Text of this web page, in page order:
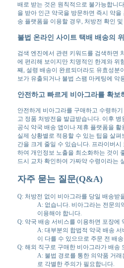
배로 받는 것은 원칙적으로 불가능합니
을 받아 인근 약국을 방문하면 즉시 약
송 플랫폼을 이용할 경우, 처방전 확인
불법 온라인 사이트 택배 배송의
검색 엔진에서 관련 키워드를 검색하면
에 편리해 보이지만 치명적인 한계와 위
째, 설령 배송이 완료되더라도 유효성분
보가 유출되거나 불법 스팸 마케팅에 악
안전하고 빠르게 비아그라를 확보
안전하게 비아그라를 구매하고 수령하
고 정품 처방전을 발급받습니다. 이후
공식 약국 배송 앱이나 제휴 플랫폼을
실제 상황별로 적용할 수 있는 팁을 살
간을 크게 줄일 수 있습니다. 프라이버
하여 개인정보 노출을 최소화하는 것이
드시 교차 확인하여 가짜약 수령이라는
자주 묻는 질문(Q&A)
Q: 처방전 없이 비아그라를 당일 배송받
A: 없습니다. 비아그라는 전문의
이용해야 합니다.
Q: 약국 배송 서비스를 이용하면 포장에
A: 대부분의 합법적 약국 배송
이 다를 수 있으므로 주문 전 배
Q: 해외 직구로 구매한 비아그라가 배송
A: 불법 경로를 통한 의약품 거
로 각별한 주의가 필요합니다.